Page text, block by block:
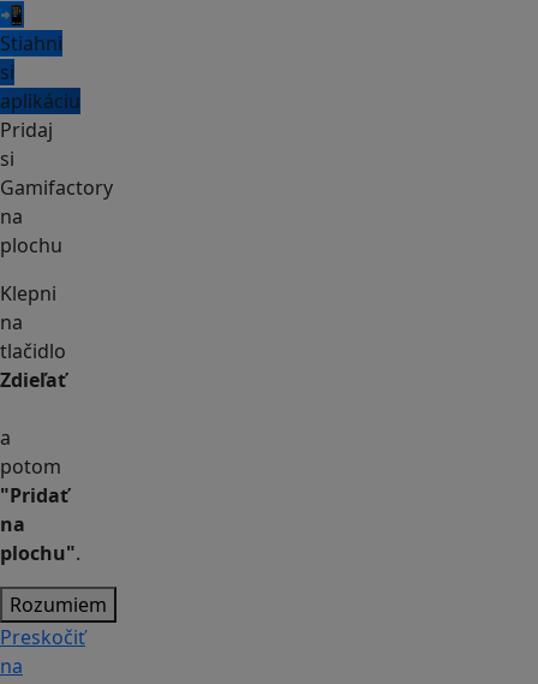
📲
Stiahni
si
aplikáciu
Pridaj
si
Gamifactory
na
plochu
Klepni
na
tlačidlo
Zdieľať
a
potom
"Pridať
na
plochu".
Rozumiem
Preskočiť
na